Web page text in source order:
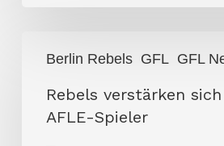
Berlin Rebels GFL GFL
verstärken
Rebels verstärken
AFLE-Spieler